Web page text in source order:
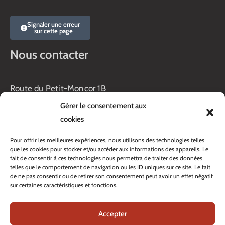
Gérer le consentement aux
cookies
Pour offrir les meilleures expériences, nous utilisons des technologies telles
que les cookies pour stocker et/ou accéder aux informations des appareils. Le
fait de consentir à ces technologies nous permettra de traiter des données
telles que le comportement de navigation ou les ID uniques sur ce site. Le fait
de ne pas consentir ou de retirer son consentement peut avoir un effet négatif
sur certaines caractéristiques et fonctions.
Accepter
Signaler une erreur
sur cette page
Nous contacter
Route du Petit-Moncor 1B
Case postale 176
Lundi au jeudi :
8h00 – 11h30
13h45 – 17h00
Vendredi :
8h00 – 16h00
+41 26 408 33 33